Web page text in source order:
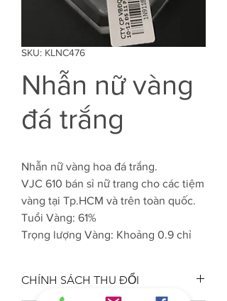
SKU: KLNC476
Nhẫn nữ vàng
đá trắng
Nhẫn nữ vàng hoa đá trắng.
VJC 610 bán sỉ nữ trang cho các tiệm
vàng tại Tp.HCM và trên toàn quốc.
Tuổi Vàng: 61%
Trọng lượng Vàng: Khoảng 0.9 chỉ
CHÍNH SÁCH THU ĐỔI